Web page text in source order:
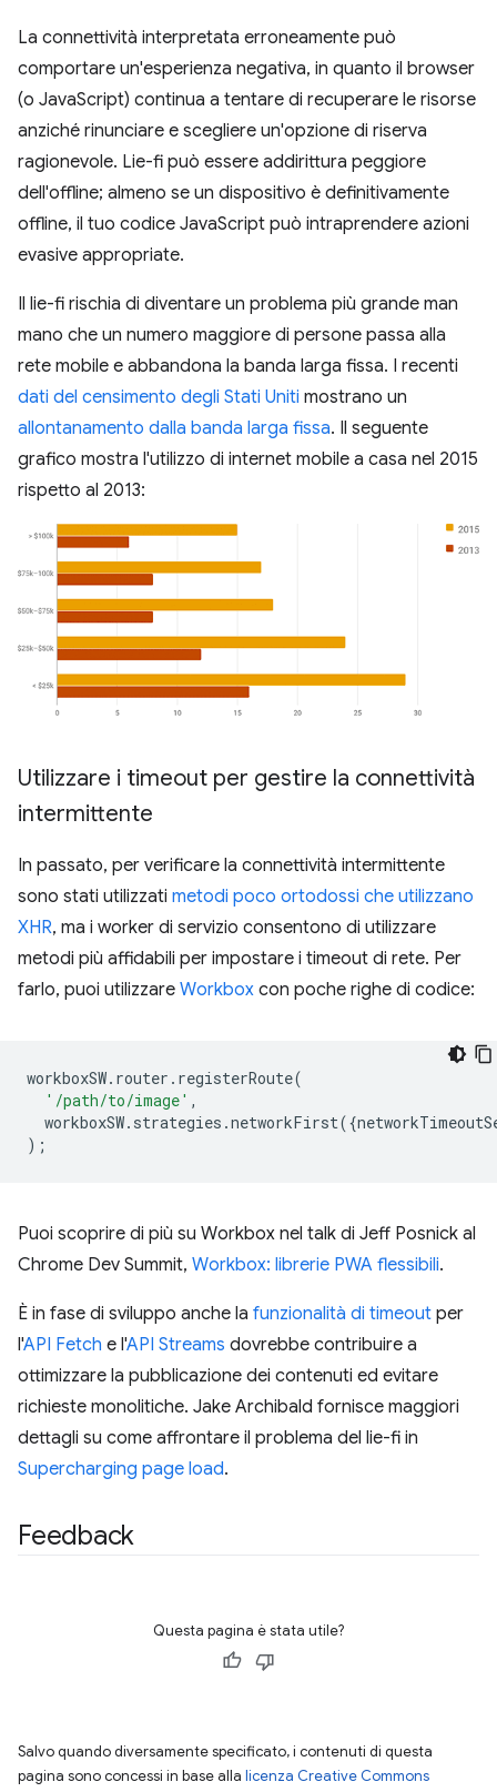
La connettività interpretata erroneamente può
comportare un'esperienza negativa, in quanto il browser
(o JavaScript) continua a tentare di recuperare le risorse
anziché rinunciare e scegliere un'opzione di riserva
ragionevole. Lie-fi può essere addirittura peggiore
dell'offline; almeno se un dispositivo è definitivamente
offline, il tuo codice JavaScript può intraprendere azioni
evasive appropriate.
Il lie-fi rischia di diventare un problema più grande man
mano che un numero maggiore di persone passa alla
rete mobile e abbandona la banda larga fissa. I recenti
dati del censimento degli Stati Uniti mostrano un
allontanamento dalla banda larga fissa. Il seguente
grafico mostra l'utilizzo di internet mobile a casa nel 2015
rispetto al 2013:
Utilizzare i timeout per gestire la connettività
intermittente
In passato, per verificare la connettività intermittente
sono stati utilizzati metodi poco ortodossi che utilizzano
XHR, ma i worker di servizio consentono di utilizzare
metodi più affidabili per impostare i timeout di rete. Per
farlo, puoi utilizzare Workbox con poche righe di codice:
workboxSW. router . registerRoute(
'/path/to/image' ,
workboxSW. strategies .networkFirst({
);
Puoi scoprire di più su Workbox nel talk di Jeff Posnick al
Chrome Dev Summit, Workbox: librerie PWA flessibili.
È in fase di sviluppo anche la funzionalità di timeout per
l'API Fetch e l'API Streams dovrebbe contribuire a
ottimizzare la pubblicazione dei contenuti ed evitare
richieste monolitiche. Jake Archibald fornisce maggiori
dettagli su come affrontare il problema del lie-fi in
Supercharging page load.
Feedback
Questa pagina è stata utile?
Salvo quando diversamente specificato, i contenuti di questa
pagina sono concessi in base alla licenza Creative Commons